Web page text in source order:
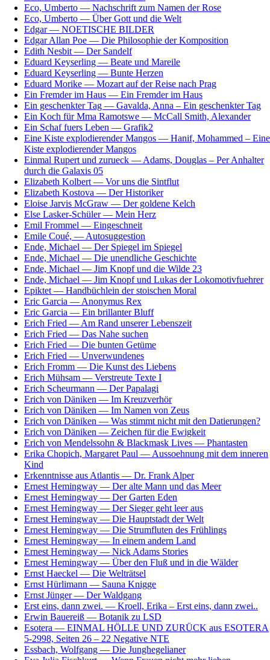
Eco, Umberto — Nachschrift zum Namen der Rose
Eco, Umberto — Über Gott und die Welt
Edgar — NOETISCHE BILDER
Edgar Allan Poe — Die Philosophie der Komposition
Edith Nesbit — Der Sandelf
Eduard Keyserling — Beate und Mareile
Eduard Keyserling — Bunte Herzen
Eduard Morike — Mozart auf der Reise nach Prag
Ein Fremder im Haus — Ein Fremder im Haus
Ein geschenkter Tag — Gavalda, Anna – Ein geschenkter Tag
Ein Koch für Mma Ramotswe — McCall Smith, Alexander
Ein Schaf fuers Leben — Grafik2
Eine Kiste explodierender Mangos — Hanif, Mohammed – Eine
Kiste explodierender Mangos
Einmal Rupert und zurueck — Adams, Douglas – Per Anhalter
durch die Galaxis 05
Elizabeth Kolbert — Vor uns die Sintflut
Elizabeth Kostova — Der Historiker
Eloise Jarvis McGraw — Der goldene Kelch
Else Lasker-Schüler — Mein Herz
Emil Frommel — Eingeschneit
Emile Coué, — Autosuggestion
Ende, Michael — Der Spiegel im Spiegel
Ende, Michael — Die unendliche Geschichte
Ende, Michael — Jim Knopf und die Wilde 23
Ende, Michael — Jim Knopf und Lukas der Lokomotivfuehrer
Epiktet — Handbüchlein der stoischen Moral
Eric Garcia — Anonymus Rex
Eric Garcia — Ein brillanter Bluff
Erich Fried — Am Rand unserer Lebenszeit
Erich Fried — Das Nahe suchen
Erich Fried — Die bunten Getüme
Erich Fried — Unverwundenes
Erich Fromm — Die Kunst des Liebens
Erich Mühsam — Verstreute Texte I
Erich Scheurmann — Der Papalagi
Erich von Däniken — Im Kreuzverhör
Erich von Däniken — Im Namen von Zeus
Erich von Däniken — Was stimmt nicht mit den Datierungen?
Erich von Däniken — Zeichen für die Ewigkeit
Erich von Mendelssohn & Blackmask Lives — Phantasten
Erika Chopich, Margaret Paul — Aussoehnung mit dem inneren
Kind
Erkenntnisse aus Atlantis — Dr. Frank Alper
Ernest Hemingway — Der alte Mann und das Meer
Ernest Hemingway — Der Garten Eden
Ernest Hemingway — Der Sieger geht leer aus
Ernest Hemingway — Die Hauptstadt der Welt
Ernest Hemingway — Die Strumfluten des Frühlings
Ernest Hemingway — In einem andern Land
Ernest Hemingway — Nick Adams Stories
Ernest Hemingway — Über den Fluß und in die Wälder
Ernst Haeckel — Die Welträtsel
Ernst Hürlimann — Sauna Knigge
Ernst Jünger — Der Waldgang
Erst eins, dann zwei. — Kroell, Erika – Erst eins, dann zwei..
Erwin Bauereiß — Botanik zu LSD
Esotera — EINMAL HÖLLE UND ZURÜCK aus ESOTERA
5-2998, Seiten 26 – 22 Negative NTE
Essbach, Wolfgang — Die Junghegelianer